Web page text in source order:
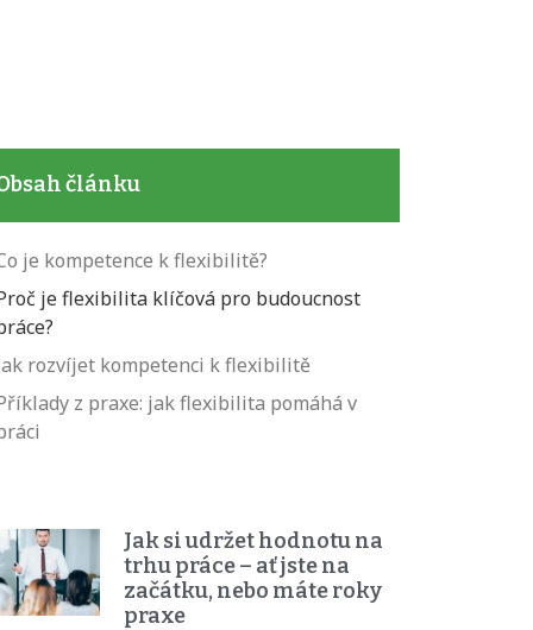
článku
je kompetence k flexibilitě?
je flexibilita klíčová pro budoucnost
rozvíjet kompetenci k flexibilitě
z praxe: jak flexibilita pomáhá v
Jak si udržet hodnotu na
trhu práce – ať jste na
začátku, nebo máte roky
praxe